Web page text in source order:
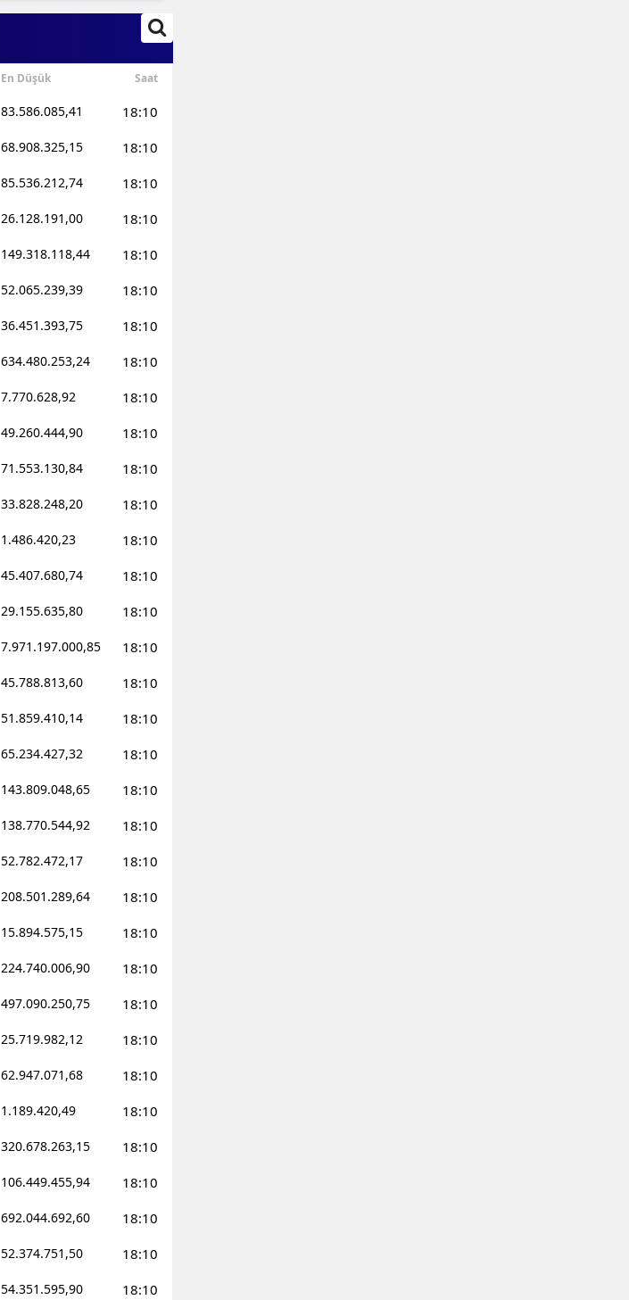
Edirne
En Düşük Saat
83.586.085,41 18:10
68.908.325,15 18:10
85.536.212,74 18:10
26.128.191,00 18:10
149.318.118,44 18:10
52.065.239,39 18:10
36.451.393,75 18:10
634.480.253,24 18:10
7.770.628,92 18:10
49.260.444,90 18:10
71.553.130,84 18:10
33.828.248,20 18:10
1.486.420,23 18:10
45.407.680,74 18:10
29.155.635,80 18:10
7.971.197.000,85 18:10
45.788.813,60 18:10
51.859.410,14 18:10
65.234.427,32 18:10
143.809.048,65 18:10
138.770.544,92 18:10
52.782.472,17 18:10
208.501.289,64 18:10
15.894.575,15 18:10
224.740.006,90 18:10
497.090.250,75 18:10
25.719.982,12 18:10
62.947.071,68 18:10
1.189.420,49 18:10
320.678.263,15 18:10
106.449.455,94 18:10
692.044.692,60 18:10
52.374.751,50 18:10
54.351.595,90 18:10